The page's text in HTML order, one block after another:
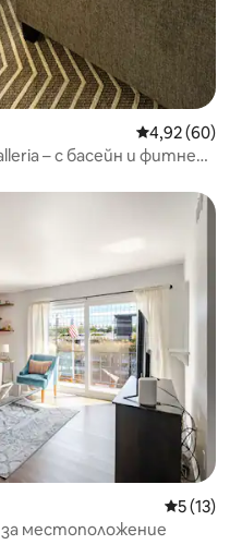
Средна
4,92 (60)
– с басейн и фитнес
Средна
5 (13)
местоположение